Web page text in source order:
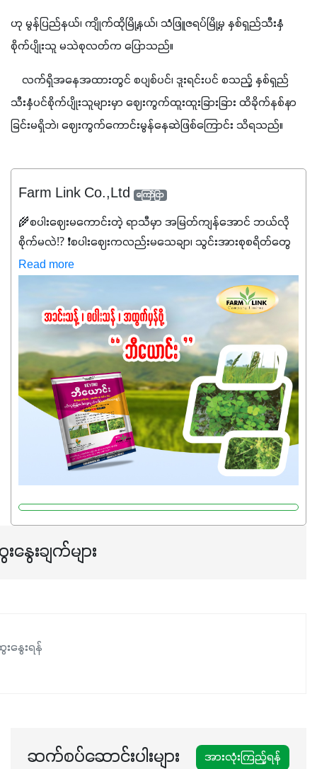
ဟု မွန်ပြည်နယ်၊ ကျိုက်ထိုမြို့နယ်၊ သံဖြူဇရပ်မြို့မှ နှစ်ရှည်သီးနှံ
စိုက်ပျိုးသူ မသဲစုလတ်က ပြောသည်။
လက်ရှိအနေအထားတွင် စပျစ်ပင်၊ ဒူးရင်းပင် စသည့် နှစ်ရှည်
သီးနှံပင်စိုက်ပျိုးသူများမှာ ဈေးကွက်ထူးထူးခြားခြား ထိခိုက်နစ်နာ
ခြင်းမရှိဘဲ၊ ဈေးကွက်ကောင်းမွန်နေဆဲဖြစ်ကြောင်း သိရသည်။
Farm Link Co.,Ltd ကြော်ငြာ
🌾စပါးဈေးမကောင်းတဲ့ ရာသီမှာ အမြတ်ကျန်အောင် ဘယ်လို
စိုက်မလဲ⁉️ ❗စပါးဈေးကလည်းမသေချာ၊ သွင်းအားစုစရိတ်တွေ
ကလည်း တက်နေတဲ့ဒီလိုအချိန်မှာ သွင်းအားစုဖိုးကို လျှော့ချပြီး
အထွက်နှုန်းကို ထိန်းထားနိုင်မှ ဦးကြီးတို့ အဆင်ပြေမှာနော် ✔️ဒါ
ကြောင့် ကိုယ်သုံးသမျှ ကိုယ့်အတွက်အကျိုးရစေမယ့်
အရည်အသွေးစိတ်ချရတဲ့ သွင်းအားစုပစ္စည်းတွေကိုပဲ ရွေးချယ်
သုံးသင့်ပါတယ်။
Read more
နွေးချက်များ
နွေးရန်
ဆက်စပ်ဆောင်းပါးများ အားလုံးကြည့်ရန်